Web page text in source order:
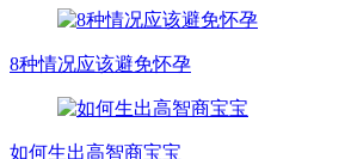
8种情况应该避免怀孕
如何生出高智商宝宝